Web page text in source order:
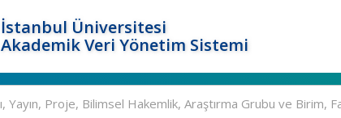
İstanbul Üniversitesi
Akademik Veri Yönetim Sistemi